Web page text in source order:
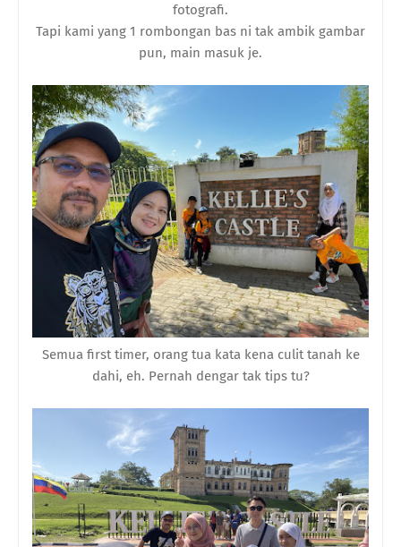
fotografi.
Tapi kami yang 1 rombongan bas ni tak ambik gambar
pun, main masuk je.
Semua first timer, orang tua kata kena culit tanah ke
dahi, eh. Pernah dengar tak tips tu?